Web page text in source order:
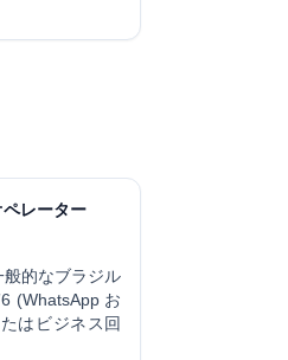
レーター
的なブラジル
(WhatsApp お
はビジネス回